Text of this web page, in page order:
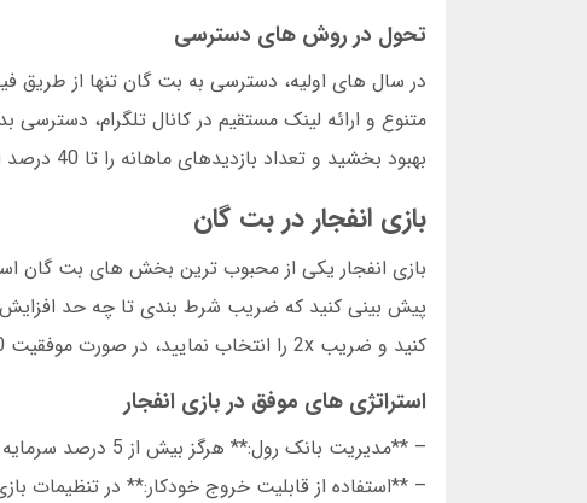
تحول در روش های دسترسی
متنوع و ارائه لینک مستقیم در کانال تلگرام، دسترسی
بهبود بخشید و تعداد بازدیدهای ماهانه را تا 40 درصد افزایش داد.
بازی انفجار در بت گان
بازی انفجار یکی از محبوب ترین بخش های بت گان
کنید و ضریب 2x را انتخاب نمایید، در صورت موفقیت 200 هزار تومان دریافت خواهید کرد.
استراتژی های موفق در بازی انفجار
– **مدیریت بانک رول:** هرگز بیش از 5 درصد سرمایه خود را در یک دور بازی انفجار شرط بندی نکنید.
– **استفاده از قابلیت خروج خودکار:** در تنظیمات